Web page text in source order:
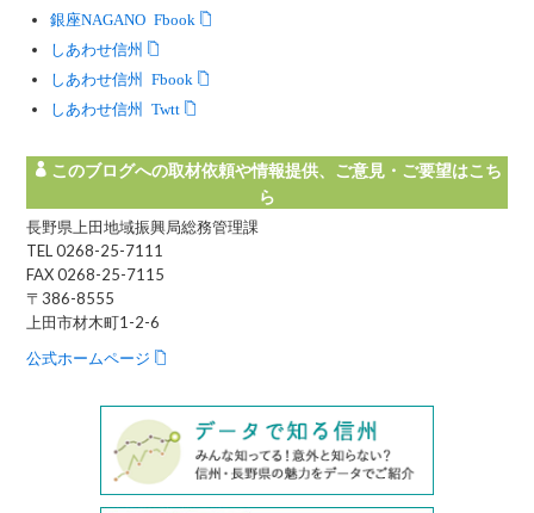
銀座NAGANO Facebook
しあわせ信州
しあわせ信州 Facebook
しあわせ信州 Twitter
このブログへの取材依頼や情報提供、ご意見・ご要望はこち
ら
長野県上田地域振興局総務管理課
TEL 0268-25-7111
FAX 0268-25-7115
〒386-8555
上田市材木町1-2-6
公式ホームページ